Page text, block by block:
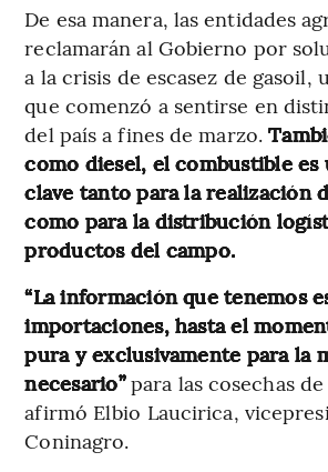
De esa manera, las entidades
reclamarán al Gobierno por
a la crisis de escasez de gasoil,
que comenzó a sentirse en
del país a fines de marzo.
como diesel, el combustible
clave tanto para la realización
como para la distribución
productos del campo.
“La información que tenemos
importaciones, hasta el
pura y exclusivamente para la
necesario”para las cosechas
afirmó Elbio Laucirica,
Coninagro.